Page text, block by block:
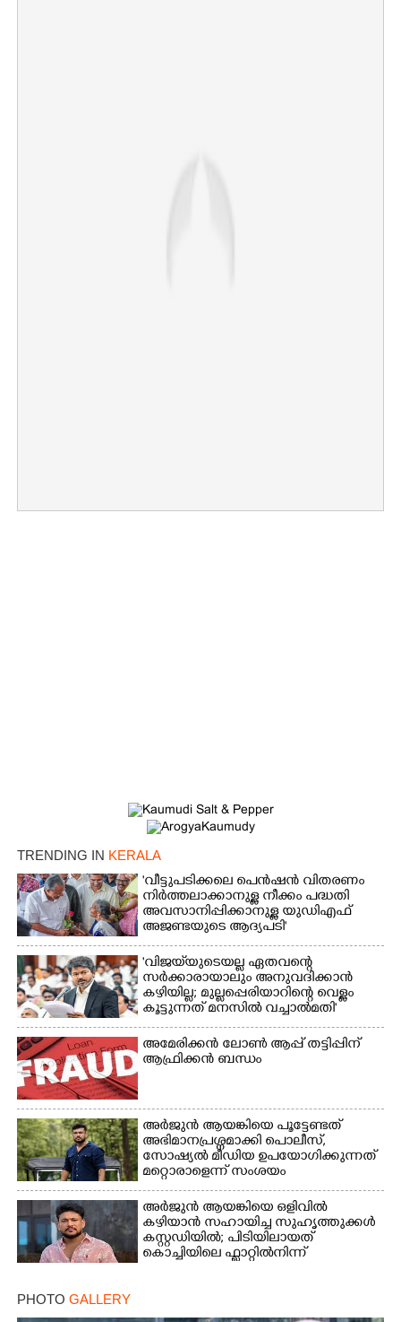
TRENDING IN KERALA
'വീട്ടുപടിക്കലെ പെൻഷൻ വിതരണം
നിർത്തലാക്കാനുള്ള നീക്കം പദ്ധതി
അവസാനിപ്പിക്കാനുള്ള യുഡിഎഫ്
അജണ്ടയുടെ ആദ്യപടി'
'വിജയ്‌യുടെയല്ല ഏതവന്റെ
സർക്കാരായാലും അനുവദിക്കാൻ
കഴിയില്ല; മുല്ലപ്പെരിയാറിന്റെ വെള്ളം
കൂട്ടുന്നത് മനസിൽ വച്ചാൽമതി'
അമേരിക്കൻ ലോൺ ആപ്പ് തട്ടിപ്പിന്
ആഫ്രിക്കൻ ബന്ധം
അർജുൻ ആയങ്കിയെ പൂട്ടേണ്ടത്
അഭിമാനപ്രശ്നമാക്കി പൊലീസ്,
സാേഷ്യൽ മീഡിയ ഉപയോഗിക്കുന്നത്
മറ്റൊരാളെന്ന് സംശയം
അർജുൻ ആയങ്കിയെ ഒളിവിൽ
കഴിയാൻ സഹായിച്ച സുഹൃത്തുക്കൾ
കസ്റ്റഡിയിൽ; പിടിയിലായത്
കൊച്ചിയിലെ ഫ്ലാറ്റിൽനിന്ന്
PHOTO GALLERY